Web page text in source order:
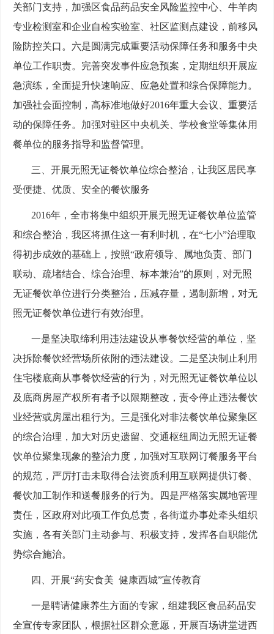
关部门支持，加强区食品药品安全风险监控中心、牛羊肉
专业检测室和企业自检实验室、社区监测点建设，前移风
险防控关口。六是圆满完成重要活动保障任务和服务中央
单位工作职责。完善突发事件应急预案，定期组织开展应
急演练，全面提升快速响应、应急处置和综合保障能力。
加强社会面控制，高标准地做好2016年重大会议、重要活
动的保障任务。加强对驻区中央机关、学校食堂等集体用
餐单位的服务指导和监督管理。
三、开展无照无证餐饮单位综合整治，让我区居民享
受便捷、优质、安全的餐饮服务
2016年，全市将集中组织开展无照无证餐饮单位监管
和综合整治，我区将抓住这一有利时机，在“七小”治理取
得初步成效的基础上，按照“政府领导、属地负责、部门
联动、疏堵结合、综合治理、标本兼治”的原则，对无照
无证餐饮单位进行分类整治，压减存量，遏制新增，对无
照无证餐饮单位进行有效治理。
一是坚决取缔利用违法建设从事餐饮经营的单位，坚
决拆除餐饮经营场所依附的违法建设。二是坚决制止利用
住宅楼底商从事餐饮经营的行为，对无照无证餐饮单位以
及底商房屋产权所有者予以限期整改，责令停止违法餐饮
业经营或房屋出租行为。三是强化对非法餐饮单位聚集区
的综合治理，加大对历史遗留、交通枢纽周边无照无证餐
饮单位聚集现象的整治力度，加强对互联网订餐服务平台
的规范，严厉打击未取得合法资质利用互联网提供订餐、
餐饮加工制作和送餐服务的行为。四是严格落实属地管理
责任，区政府对此项工作负总责，各街道办事处牵头组织
实施，各有关部门主动参与、积极支持，发挥各自职能优
势综合施治。
四、开展“药安食美 健康西城”宣传教育
一是聘请健康养生方面的专家，组建我区食品药品安
全宣传专家团队，根据社区群众意愿，开展百场讲堂进西